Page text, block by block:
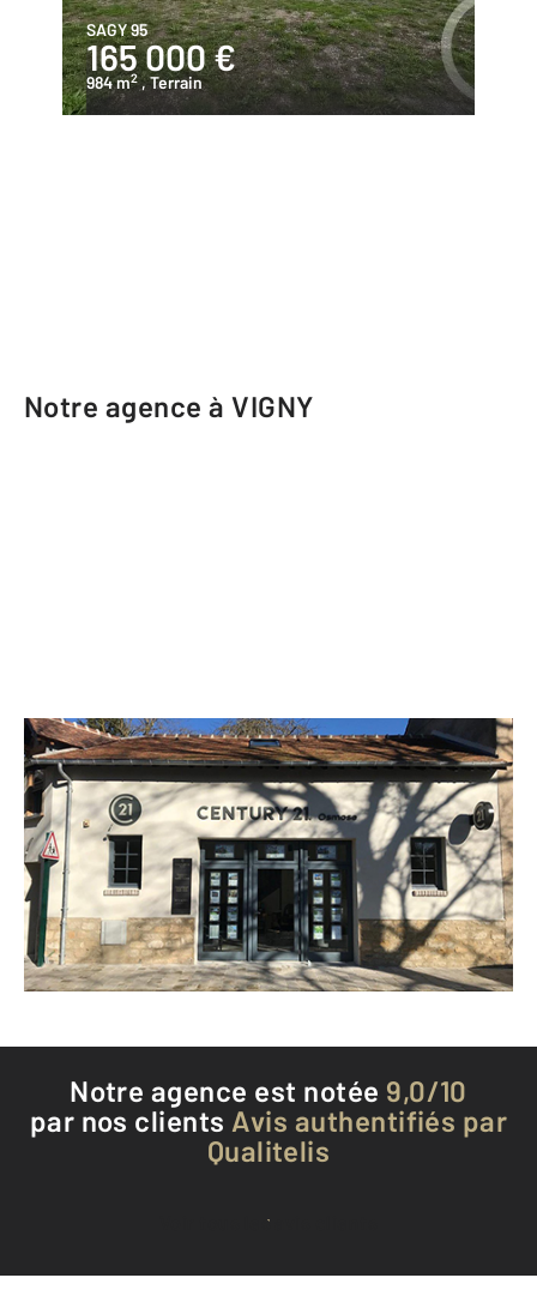
SAGY 95
165 000 €
984 m2 , Terrain
Notre agence à VIGNY
CENTURY 21 Osmose
26 rue Beaudouin
VIGNY - 95450
Envoyer un message
Téléphoner à l'agence
Notre agence est notée 9,0/10
par nos clients Avis authentifiés par
Qualitelis
Voir tous les avis clients